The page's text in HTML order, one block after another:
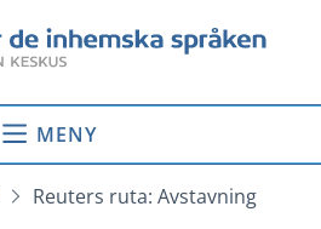
MENY
Reuters ruta: Avstavning